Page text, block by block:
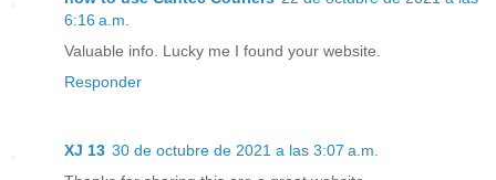
6:16 a.m.
Valuable info. Lucky me I found your website.
Responder
XJ 13 30 de octubre de 2021 a las 3:07 a.m.